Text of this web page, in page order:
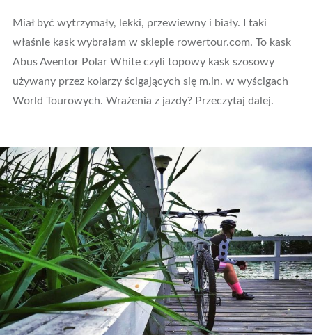
Miał być wytrzymały, lekki, przewiewny i biały. I taki
właśnie kask wybrałam w sklepie rowertour.com. To kask
Abus Aventor Polar White czyli topowy kask szosowy
używany przez kolarzy ścigających się m.in. w wyścigach
World Tourowych. Wrażenia z jazdy? Przeczytaj dalej.